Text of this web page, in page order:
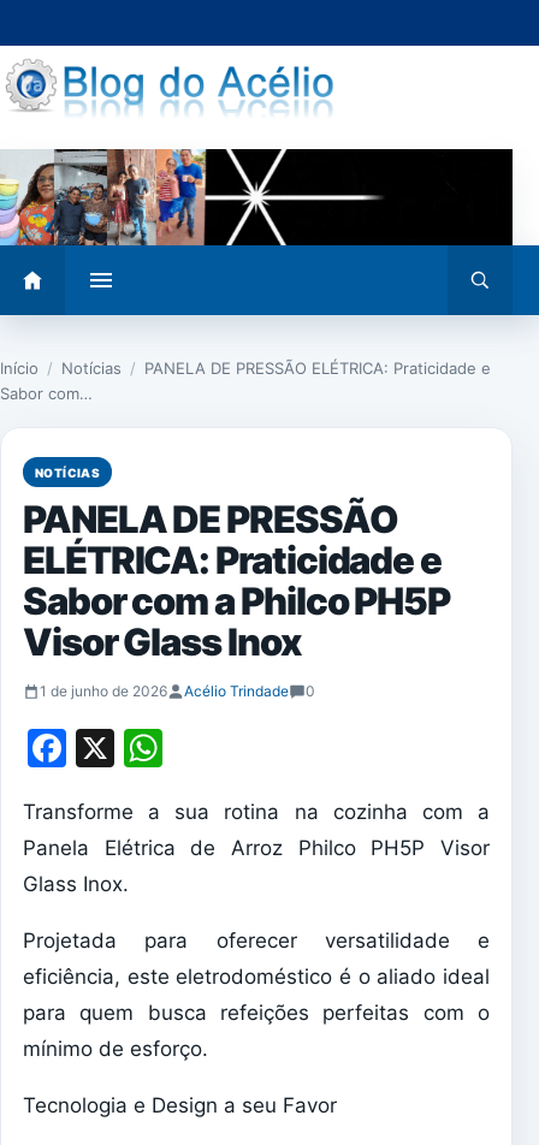
para
o
conteúdo
menu
busca
Início / Notícias / PANELA DE PRESSÃO ELÉTRICA: Praticidade e
Sabor com…
NOTÍCIAS
PANELA DE PRESSÃO
ELÉTRICA: Praticidade e
Sabor com a Philco PH5P
Visor Glass Inox
1 de junho de 2026 Acélio Trindade 0
Facebook
X
Transforme a sua rotina na cozinha com a
Panela Elétrica de Arroz Philco PH5P Visor
Glass Inox.
Projetada para oferecer versatilidade e
eficiência, este eletrodoméstico é o aliado ideal
para quem busca refeições perfeitas com o
mínimo de esforço.
Tecnologia e Design a seu Favor